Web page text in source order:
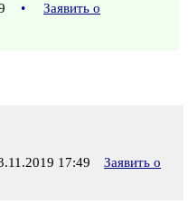
•
Заявить о
17:49
Заявить о